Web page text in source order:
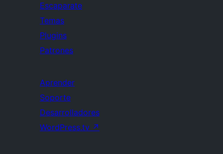
Escaparate
Temas
Plugins
Patrones
Aprender
Soporte
Desarrolladores
WordPress.tv ↗